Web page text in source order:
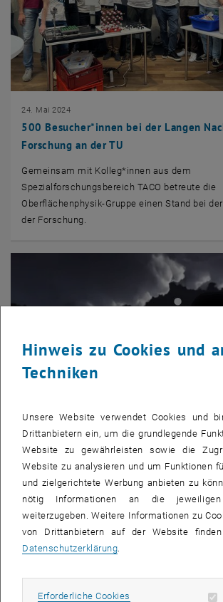
500 Besucher*innen bei der Langen
Forschung an der TU
24. Mai 2024
Gemeinsam mit Kolleg*innen aus dem
Spezialforschungsbereich TACO betreute die
Oberflächenphysik-Gruppe einen Stand bei
der Forschung.
Der Stein, der Wolken macht
08. Januar 2024
Feldspat kommt im Gestein sehr häufig vor.
Partikeln trägt das Mineral extrem effizient zur
bei. An der TU Wien fand man nun…
Hinweis zu Cookies und
Techniken
Unsere Website verwendet Cookies und
Drittanbietern ein, um die grundlegende
Website zu gewährleisten sowie die
Website zu analysieren und um Funktionen
und zielgerichtete Werbung anbieten zu
nötig Informationen an die jeweiligen
weiterzugeben. Weitere Informationen zu
von Drittanbietern auf der Website
Datenschutzerklärung.
Erforderliche Cookies Erforderliche Cookies